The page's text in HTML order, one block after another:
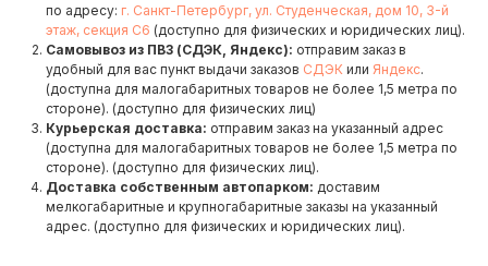
по адресу: г. Санкт-Петербург, ул. Студенческая, дом 10, 3-й
этаж, секция С6 (доступно для физических и юридических лиц).
Самовывоз из ПВЗ (СДЭК, Яндекс): отправим заказ в
удобный для вас пункт выдачи заказов СДЭК или Яндекс.
(доступна для малогабаритных товаров не более 1,5 метра по
стороне). (доступно для физических лиц)
Курьерская доставка: отправим заказ на указанный адрес
(доступна для малогабаритных товаров не более 1,5 метра по
стороне). (доступно для физических лиц).
Доставка собственным автопарком: доставим
мелкогабаритные и крупногабаритные заказы на указанный
адрес. (доступно для физических и юридических лиц).